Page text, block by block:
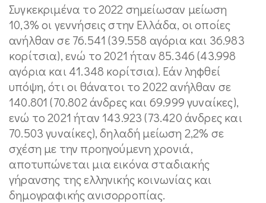
Συγκεκριμένα το 2022 σημείωσαν μείωση
10,3% οι γεννήσεις στην Ελλάδα, οι οποίες
ανήλθαν σε 76.541 (39.558 αγόρια και 36.983
κορίτσια), ενώ το 2021 ήταν 85.346 (43.998
αγόρια και 41.348 κορίτσια). Εάν ληφθεί
υπόψη, ότι οι θάνατοι το 2022 ανήλθαν σε
140.801 (70.802 άνδρες και 69.999 γυναίκες),
ενώ το 2021 ήταν 143.923 (73.420 άνδρες και
70.503 γυναίκες), δηλαδή μείωση 2,2% σε
σχέση με την προηγούμενη χρονιά,
αποτυπώνεται μια εικόνα σταδιακής
γήρανσης της ελληνικής κοινωνίας και
δημογραφικής ανισορροπίας.